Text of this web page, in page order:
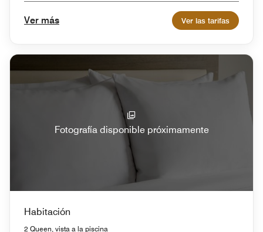
Ver más Ver las tarifas
Fotografía disponible próximamente
Habitación
2 Queen, vista a la piscina